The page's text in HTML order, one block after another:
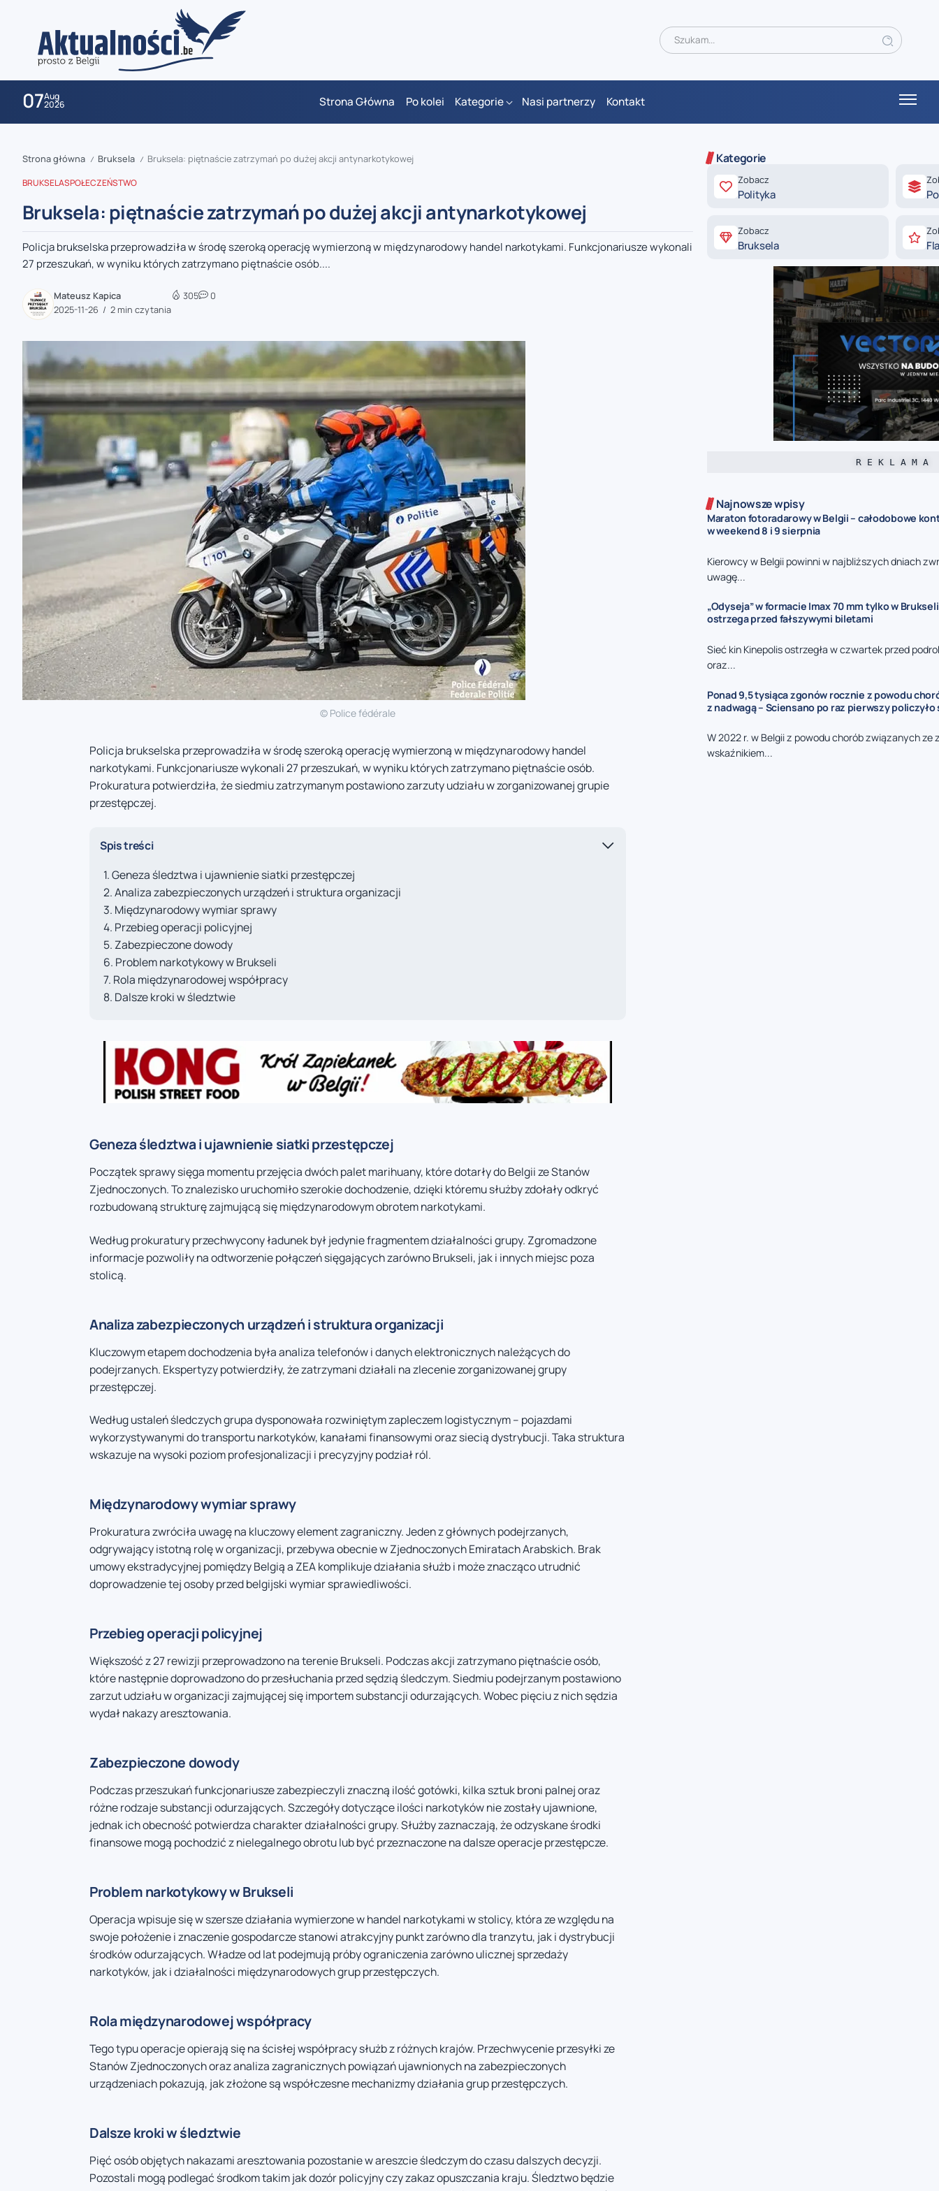
07Aug
2026 Strona Główna Po kolei Kategorie Nasi partnerzy Kontakt
zaobserwuj nas
zaobserwuj nas
zaobserwuj nas
zaobserwuj nas
zaobserwuj nas
Strona główna / Bruksela / Bruksela: piętnaście zatrzymań po dużej akcji antynarkotykowej
BRUKSELASPOŁECZEŃSTWO
Bruksela: piętnaście zatrzymań po dużej akcji antynarkotykowej
Policja brukselska przeprowadziła w środę szeroką operację wymierzoną w międzynarodowy handel narkotykami. Funkcjonariusze wykonali
27 przeszukań, w wyniku których zatrzymano piętnaście osób....
Mateusz Kapica
2025-11-26
2 min czytania
305 0
© Police fédérale
Policja brukselska przeprowadziła w środę szeroką operację wymierzoną w międzynarodowy handel
narkotykami. Funkcjonariusze wykonali 27 przeszukań, w wyniku których zatrzymano piętnaście osób.
Prokuratura potwierdziła, że siedmiu zatrzymanym postawiono zarzuty udziału w zorganizowanej grupie
przestępczej.
Spis treści
Geneza śledztwa i ujawnienie siatki przestępczej
Analiza zabezpieczonych urządzeń i struktura organizacji
Międzynarodowy wymiar sprawy
Przebieg operacji policyjnej
Zabezpieczone dowody
Problem narkotykowy w Brukseli
Rola międzynarodowej współpracy
Dalsze kroki w śledztwie
Geneza śledztwa i ujawnienie siatki przestępczej
Początek sprawy sięga momentu przejęcia dwóch palet marihuany, które dotarły do Belgii ze Stanów
Zjednoczonych. To znalezisko uruchomiło szerokie dochodzenie, dzięki któremu służby zdołały odkryć
rozbudowaną strukturę zajmującą się międzynarodowym obrotem narkotykami.
Według prokuratury przechwycony ładunek był jedynie fragmentem działalności grupy. Zgromadzone
informacje pozwoliły na odtworzenie połączeń sięgających zarówno Brukseli, jak i innych miejsc poza
stolicą.
Analiza zabezpieczonych urządzeń i struktura organizacji
Kluczowym etapem dochodzenia była analiza telefonów i danych elektronicznych należących do
podejrzanych. Ekspertyzy potwierdziły, że zatrzymani działali na zlecenie zorganizowanej grupy
przestępczej.
Według ustaleń śledczych grupa dysponowała rozwiniętym zapleczem logistycznym – pojazdami
wykorzystywanymi do transportu narkotyków, kanałami finansowymi oraz siecią dystrybucji. Taka struktura
wskazuje na wysoki poziom profesjonalizacji i precyzyjny podział ról.
Międzynarodowy wymiar sprawy
Prokuratura zwróciła uwagę na kluczowy element zagraniczny. Jeden z głównych podejrzanych,
odgrywający istotną rolę w organizacji, przebywa obecnie w Zjednoczonych Emiratach Arabskich. Brak
umowy ekstradycyjnej pomiędzy Belgią a ZEA komplikuje działania służb i może znacząco utrudnić
doprowadzenie tej osoby przed belgijski wymiar sprawiedliwości.
Przebieg operacji policyjnej
Większość z 27 rewizji przeprowadzono na terenie Brukseli. Podczas akcji zatrzymano piętnaście osób,
które następnie doprowadzono do przesłuchania przed sędzią śledczym. Siedmiu podejrzanym postawiono
zarzut udziału w organizacji zajmującej się importem substancji odurzających. Wobec pięciu z nich sędzia
wydał nakazy aresztowania.
Zabezpieczone dowody
Podczas przeszukań funkcjonariusze zabezpieczyli znaczną ilość gotówki, kilka sztuk broni palnej oraz
różne rodzaje substancji odurzających. Szczegóły dotyczące ilości narkotyków nie zostały ujawnione,
jednak ich obecność potwierdza charakter działalności grupy. Służby zaznaczają, że odzyskane środki
finansowe mogą pochodzić z nielegalnego obrotu lub być przeznaczone na dalsze operacje przestępcze.
Problem narkotykowy w Brukseli
Operacja wpisuje się w szersze działania wymierzone w handel narkotykami w stolicy, która ze względu na
swoje położenie i znaczenie gospodarcze stanowi atrakcyjny punkt zarówno dla tranzytu, jak i dystrybucji
środków odurzających. Władze od lat podejmują próby ograniczenia zarówno ulicznej sprzedaży
narkotyków, jak i działalności międzynarodowych grup przestępczych.
Rola międzynarodowej współpracy
Tego typu operacje opierają się na ścisłej współpracy służb z różnych krajów. Przechwycenie przesyłki ze
Stanów Zjednoczonych oraz analiza zagranicznych powiązań ujawnionych na zabezpieczonych
urządzeniach pokazują, jak złożone są współczesne mechanizmy działania grup przestępczych.
Dalsze kroki w śledztwie
Pięć osób objętych nakazami aresztowania pozostanie w areszcie śledczym do czasu dalszych decyzji.
Pozostali mogą podlegać środkom takim jak dozór policyjny czy zakaz opuszczania kraju. Śledztwo będzie
Kategorie
Zobacz
Polityka
Zobacz
Bruksela
R E K L A M A
Najnowsze wpisy
Maraton fotoradarowy w Belgii – całodobowe
w weekend 8 i 9 sierpnia
Kierowcy w Belgii powinni w najbliższych dniach
uwagę...
„Odyseja” w formacie Imax 70 mm tylko w
ostrzega przed fałszywymi biletami
Sieć kin Kinepolis ostrzegła w czwartek przed
oraz...
Ponad 9,5 tysiąca zgonów rocznie z powodu
z nadwagą – Sciensano po raz pierwszy policzyło
W 2022 r. w Belgii z powodu chorób związanych ze
wskaźnikiem...